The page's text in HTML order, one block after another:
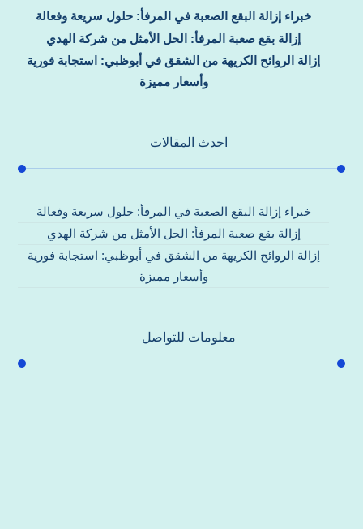
خبراء إزالة البقع الصعبة في المرفأ: حلول سريعة وفعالة
إزالة بقع صعبة المرفأ: الحل الأمثل من شركة الهدي
إزالة الروائح الكريهة من الشقق في أبوظبي: استجابة فورية
وأسعار مميزة
احدث المقالات
خبراء إزالة البقع الصعبة في المرفأ: حلول سريعة وفعالة
إزالة بقع صعبة المرفأ: الحل الأمثل من شركة الهدي
إزالة الروائح الكريهة من الشقق في أبوظبي: استجابة فورية
وأسعار مميزة
معلومات للتواصل